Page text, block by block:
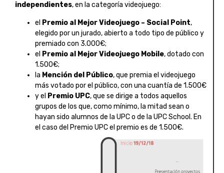
independientes, en la categoría videojuego:
el Premio al Mejor Videojuego – Social Point,
elegido por un jurado, abierto a todo tipo de público y
premiado con 3.000€;
el Premio al Mejor Videojuego Mobile, dotado con
1.500€;
la Mención del Público, que premia el videojuego
más votado por el público, con una cuantía de 1.500€
y el Premio UPC, que se dirige a todos aquellos
grupos de los que, como mínimo, la mitad sean o
hayan sido alumnos de la UPC o de la UPC School. En
el caso del Premio UPC el premio es de 1.500€.